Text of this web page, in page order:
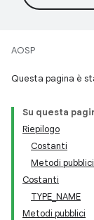
AOSP
Questa pagina è
Su questa
Riepilogo
Costanti
Metodi pubblici
Costanti
TYPE_NAME
Metodi pubblici